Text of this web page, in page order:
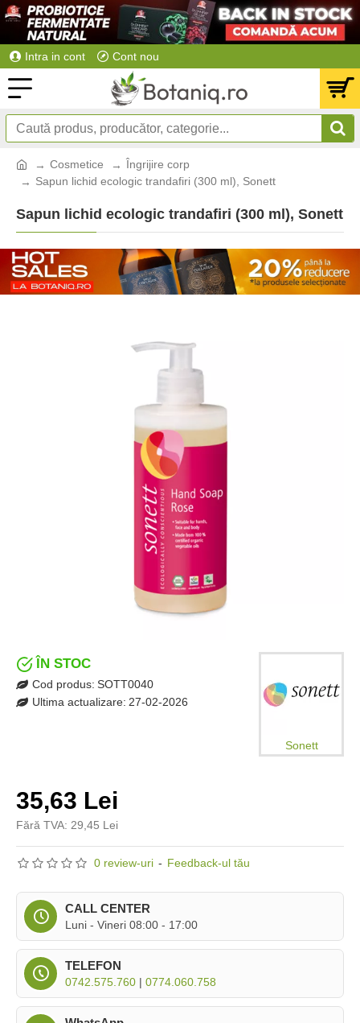
Intra in cont Cont nou
Cosmetice
Îngrijire corp
Sapun lichid ecologic trandafiri (300 ml), Sonett
Sapun lichid ecologic trandafiri (300 ml), Sonett
0 review-uri - Feedback-ul tău
35,63 Lei
Fără TVA: 29,45 Lei
ÎN STOC
Cod produs: SOTT0040
Ultima actualizare: 27-02-2026
Sonett
CALL CENTER
Luni - Vineri 08:00 - 17:00
TELEFON
0742.575.760 | 0774.060.758